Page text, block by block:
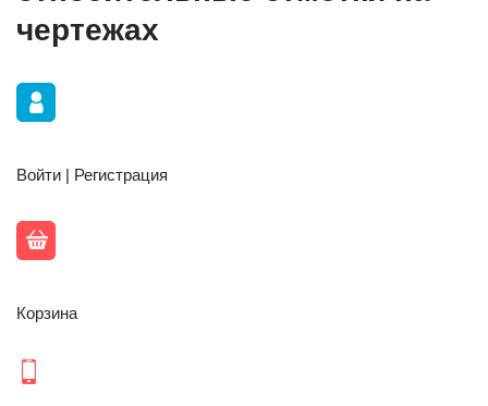
чертежах
Войти | Регистрация
Корзина